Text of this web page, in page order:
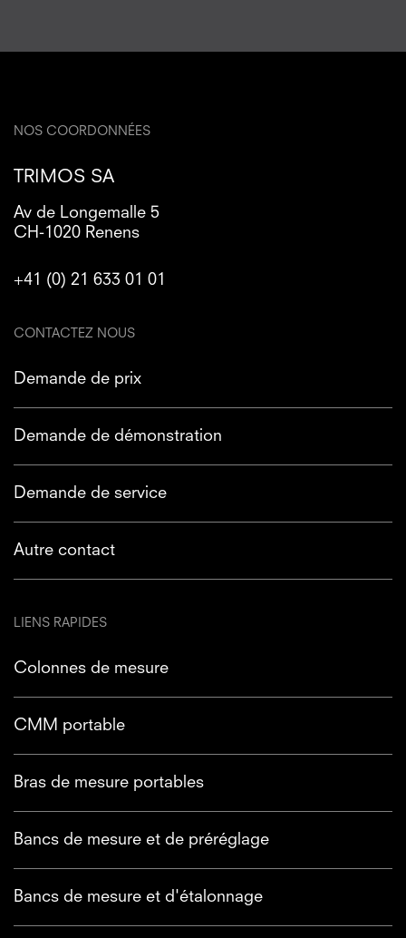
NOS COORDONNÉES
TRIMOS SA
Av de Longemalle 5
CH-1020 Renens
+41 (0) 21 633 01 01
CONTACTEZ NOUS
Demande de prix
Demande de démonstration
Demande de service
Autre contact
LIENS RAPIDES
Colonnes de mesure
CMM portable
Bras de mesure portables
Bancs de mesure et de préréglage
Bancs de mesure et d'étalonnage